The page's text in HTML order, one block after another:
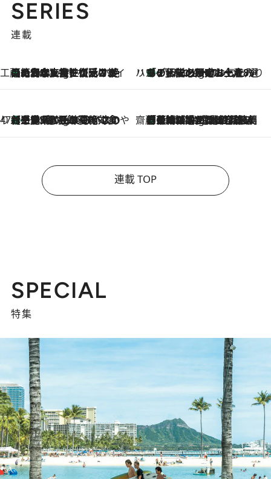
SERIES
連載
工藤まやのおもてなしハワイ
1 Hour Ago
【ハワイ土産】ローカルの絶大な支持で復活！ 絶品の幻クッキー《元ファンの日本人女性が受け継いだ名店》 ハワイ賢者 リサのお気に入りリスト1 Hour Ago
あの伝説の限定トートも！ リニューアルした「ディーン＆デルーカ ハワイ」で必須のお土産8選
47都道府県の手みやげ ひんやりスイーツで夏を満喫
1 Hour Ago
【三重県】この夏絶対食べたい 冷やしておいしいおやつ3選 お餅×アイスの新感覚スイーツ 齋藤 薫 美容脳ルネサンス
1 Hour Ago
「荷物が増えるほど旅ストレスは増す」美容ジャーナリストがたどり着いた最終結論。“化粧品を劇的に減らす”感動の凝縮美容とは
連載 TOP
SPECIAL
特集